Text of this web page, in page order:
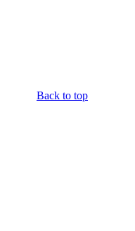
Back to top